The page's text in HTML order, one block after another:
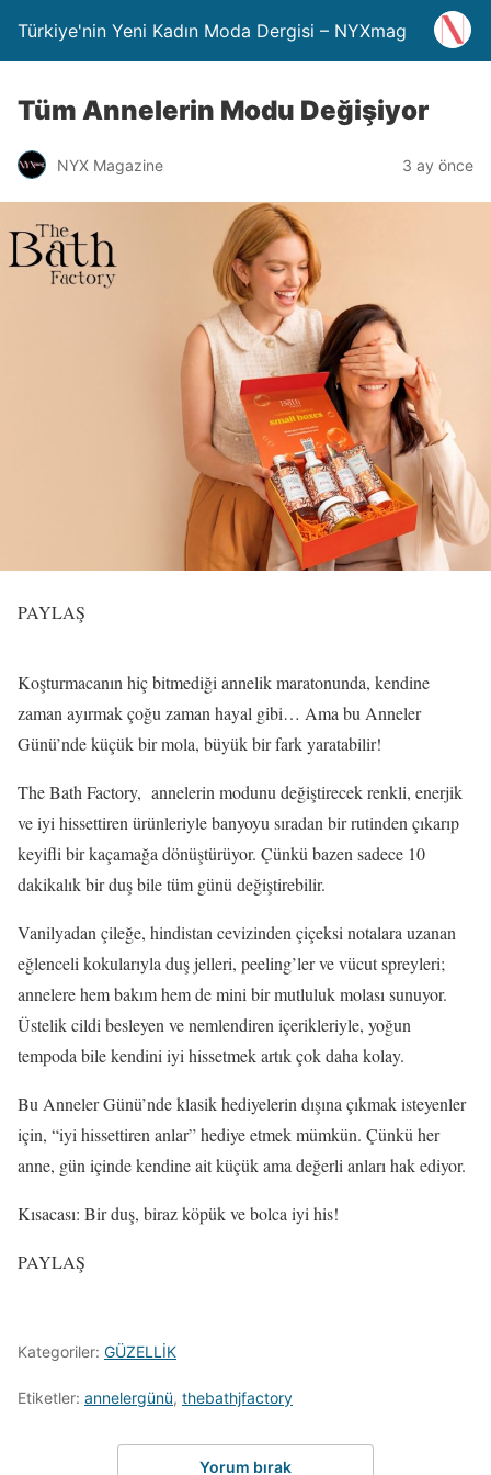
Türkiye'nin Yeni Kadın Moda Dergisi – NYXmag
Tüm Annelerin Modu Değişiyor
NYX Magazine 3 ay önce
PAYLAŞ
Koşturmacanın hiç bitmediği annelik maratonunda, kendine
zaman ayırmak çoğu zaman hayal gibi… Ama bu Anneler
Günü’nde küçük bir mola, büyük bir fark yaratabilir!
The Bath Factory, annelerin modunu değiştirecek renkli, enerjik
ve iyi hissettiren ürünleriyle banyoyu sıradan bir rutinden çıkarıp
keyifli bir kaçamağa dönüştürüyor. Çünkü bazen sadece 10
dakikalık bir duş bile tüm günü değiştirebilir.
Vanilyadan çileğe, hindistan cevizinden çiçeksi notalara uzanan
eğlenceli kokularıyla duş jelleri, peeling’ler ve vücut spreyleri;
annelere hem bakım hem de mini bir mutluluk molası sunuyor.
Üstelik cildi besleyen ve nemlendiren içerikleriyle, yoğun
tempoda bile kendini iyi hissetmek artık çok daha kolay.
Bu Anneler Günü’nde klasik hediyelerin dışına çıkmak isteyenler
için, “iyi hissettiren anlar” hediye etmek mümkün. Çünkü her
anne, gün içinde kendine ait küçük ama değerli anları hak ediyor.
Kısacası: Bir duş, biraz köpük ve bolca iyi his!
PAYLAŞ
Kategoriler: GÜZELLİK
Etiketler: annelergünü, thebathjfactory
Yorum bırak